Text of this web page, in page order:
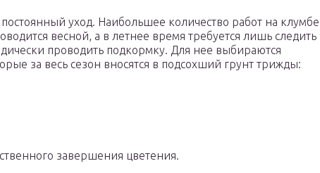
уход. Наибольшее количество работ на клумбе
весной, а в летнее время требуется лишь следить
проводить подкормку. Для нее выбираются
за весь сезон вносятся в подсохший грунт трижды:
завершения цветения.